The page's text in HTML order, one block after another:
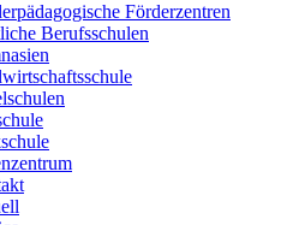
Förderzentren
Berufsschulen